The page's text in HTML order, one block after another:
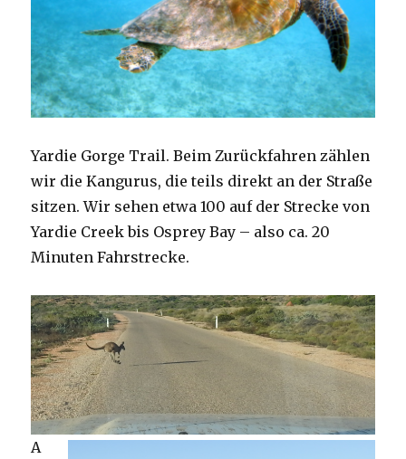
Yardie Gorge Trail. Beim Zurückfahren zählen
wir die Kangurus, die teils direkt an der Straße
sitzen. Wir sehen etwa 100 auf der Strecke von
Yardie Creek bis Osprey Bay – also ca. 20
Minuten Fahrstrecke.
A